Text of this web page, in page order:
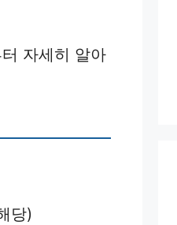
자세히 알아
당)